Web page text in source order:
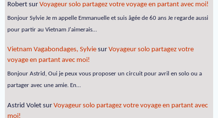
Robert sur Voyageur solo partagez votre voyage en partant avec moi!
Bonjour Sylvie Je m appelle Emmanuelle et suis âgée de 60 ans Je regarde aussi
pour partir au Vietnam J'aimerais…
Vietnam Vagabondages, Sylvie sur Voyageur solo partagez votre
voyage en partant avec moi!
Bonjour Astrid, Oui je peux vous proposer un circuit pour avril en solo ou a
partager avec une amie. En…
Astrid Volet sur Voyageur solo partagez votre voyage en partant avec
moi!